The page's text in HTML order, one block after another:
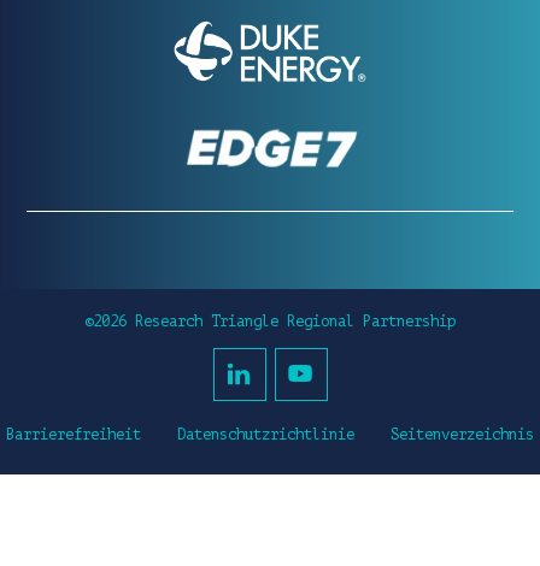
©2026 Research Triangle Regional Partnership
Barrierefreiheit Datenschutzrichtlinie Seitenverzeichnis